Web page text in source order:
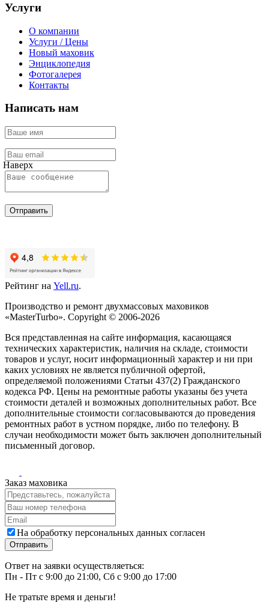
Услуги
О компании
Услуги / Цены
Новый маховик
Энциклопедия
Фотогалерея
Контакты
Написать нам
Отправить
Рейтинг на Yell.ru.
Производство и ремонт двухмассовых маховиков
«MasterTurbo». Copyright © 2006-2026
Вся представленная на сайте информация, касающаяся
технических характеристик, наличия на складе, стоимости
товаров и услуг, носит информационный характер и ни при
каких условиях не является публичной офертой,
определяемой положениями Статьи 437(2) Гражданского
кодекса РФ. Цены на ремонтные работы указаны без учета
стоимости деталей и возможных дополнительных работ. Все
дополнительные стоимости согласовываются до проведения
ремонтных работ в устном порядке, либо по телефону. В
случаи необходимости может быть заключен дополнительный
письменный договор.
Наверх
Заказ маховика
На обработку персональных данных согласен
Ответ на заявки осуществляеться:
Пн - Пт с 9:00 до 21:00, Сб с 9:00 до 17:00
Не тратьте время и деньги!